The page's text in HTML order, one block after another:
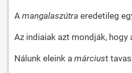
A mangalaszútra eredetileg
Az indiaiak azt mondják, hogy
Nálunk eleink a márciust